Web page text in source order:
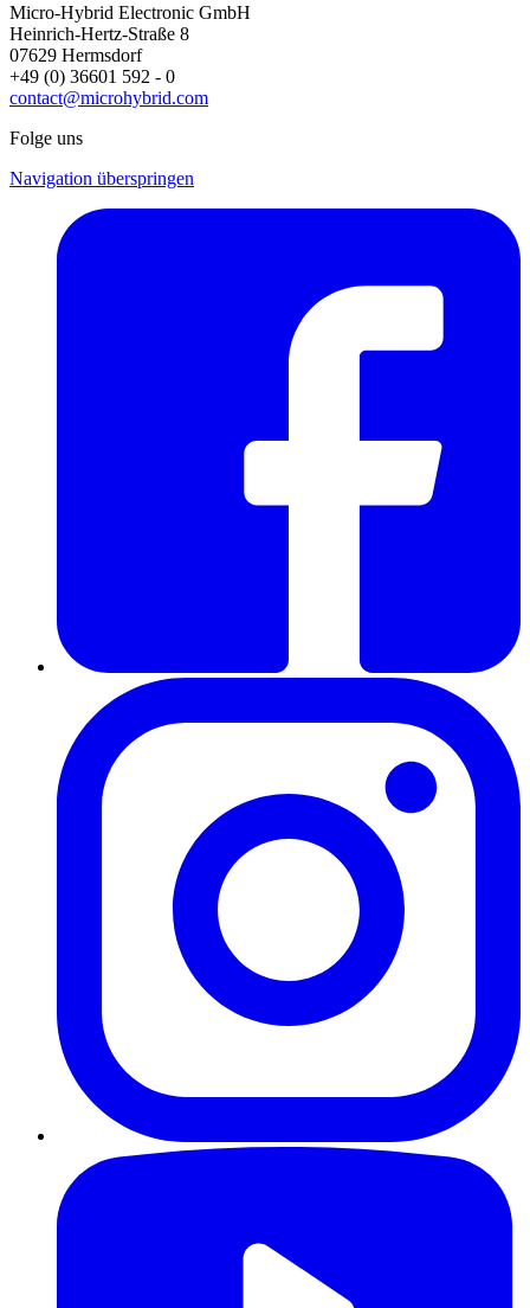
Micro-Hybrid Electronic GmbH
Heinrich-Hertz-Straße 8
07629 Hermsdorf
+49 (0) 36601 592 - 0
contact@microhybrid.com
Folge uns
Navigation überspringen